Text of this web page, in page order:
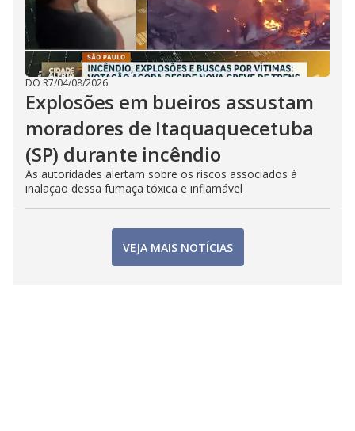
DO R7/04/08/2026
Explosões em bueiros assustam
moradores de Itaquaquecetuba
(SP) durante incêndio
As autoridades alertam sobre os riscos associados à
inalação dessa fumaça tóxica e inflamável
VEJA MAIS NOTÍCIAS